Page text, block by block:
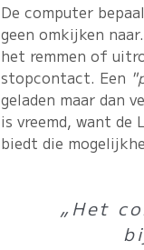
De computer
geen omkijken
het remmen of
stopcontact. Een
geladen maar dan
is vreemd, want de
biedt die
„Het